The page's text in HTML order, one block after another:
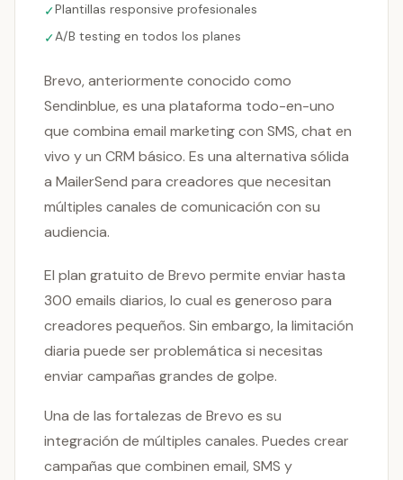
✓Plantillas responsive profesionales
✓A/B testing en todos los planes
Brevo, anteriormente conocido como
Sendinblue, es una plataforma todo-en-uno
que combina email marketing con SMS, chat en
vivo y un CRM básico. Es una alternativa sólida
a MailerSend para creadores que necesitan
múltiples canales de comunicación con su
audiencia.
El plan gratuito de Brevo permite enviar hasta
300 emails diarios, lo cual es generoso para
creadores pequeños. Sin embargo, la limitación
diaria puede ser problemática si necesitas
enviar campañas grandes de golpe.
Una de las fortalezas de Brevo es su
integración de múltiples canales. Puedes crear
campañas que combinen email, SMS y